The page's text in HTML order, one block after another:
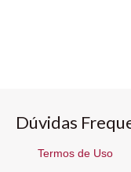
Dúvidas
Termos de Uso